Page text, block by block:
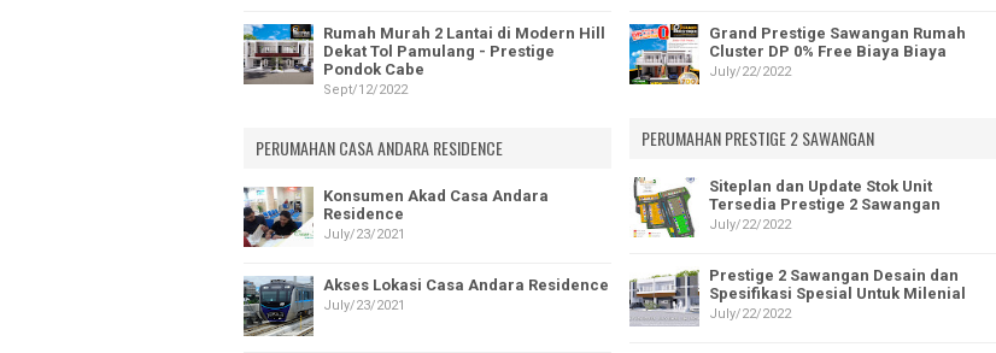
Rumah Murah 2 Lantai di Modern Hill
Dekat Tol Pamulang - Prestige
Pondok Cabe
Sept/12/2022
PERUMAHAN CASA ANDARA RESIDENCE
Konsumen Akad Casa Andara
Residence
July/23/2021
Akses Lokasi Casa Andara Residence
July/23/2021
Grand Prestige Sawangan Rumah
Cluster DP 0% Free Biaya Biaya
July/22/2022
PERUMAHAN PRESTIGE 2 SAWANGAN
Siteplan dan Update Stok Unit
Tersedia Prestige 2 Sawangan
July/22/2022
Prestige 2 Sawangan Desain dan
Spesifikasi Spesial Untuk Milenial
July/22/2022